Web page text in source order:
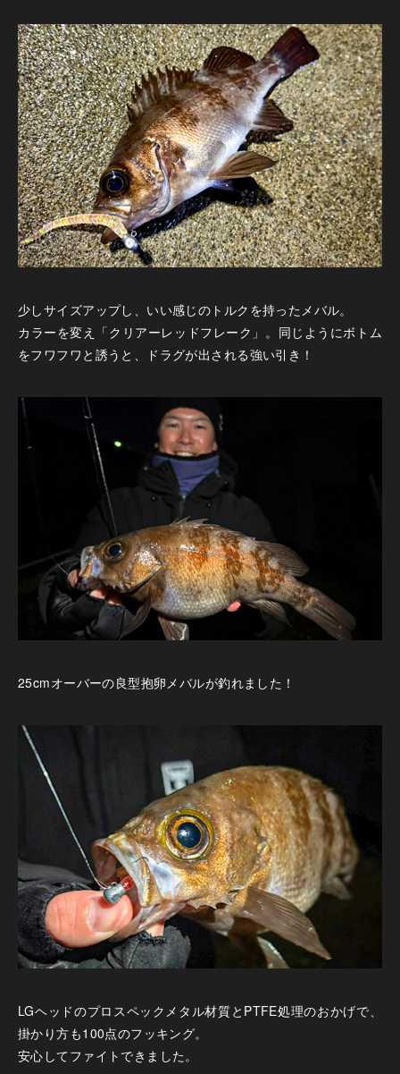
少しサイズアップし、いい感じのトルクを持ったメバル。
カラーを変え「クリアーレッドフレーク」。同じようにボトム
をフワフワと誘うと、ドラグが出される強い引き！
25cmオーバーの良型抱卵メバルが釣れました！
LGヘッドのプロスペックメタル材質とPTFE処理のおかげで、
掛かり方も100点のフッキング。
安心してファイトできました。